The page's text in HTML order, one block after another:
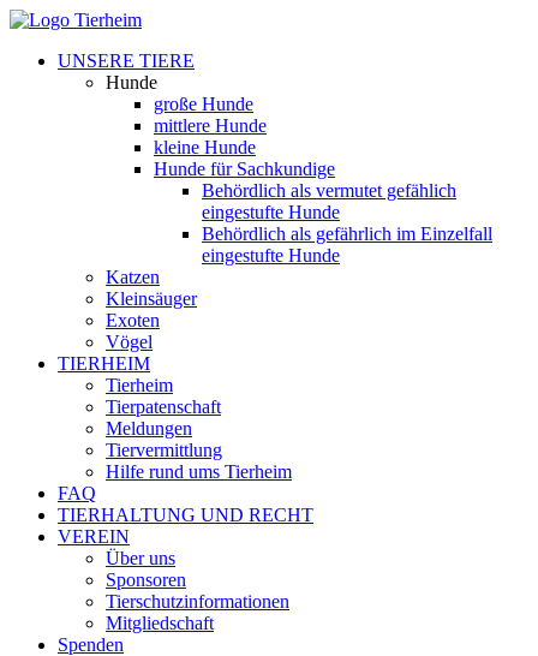
UNSERE TIERE
Hunde
große Hunde
mittlere Hunde
kleine Hunde
Hunde für Sachkundige
Behördlich als vermutet gefählich
eingestufte Hunde
Behördlich als gefährlich im Einzelfall
eingestufte Hunde
Katzen
Kleinsäuger
Exoten
Vögel
TIERHEIM
Tierheim
Tierpatenschaft
Meldungen
Tiervermittlung
Hilfe rund ums Tierheim
FAQ
TIERHALTUNG UND RECHT
VEREIN
Über uns
Sponsoren
Tierschutzinformationen
Mitgliedschaft
Spenden